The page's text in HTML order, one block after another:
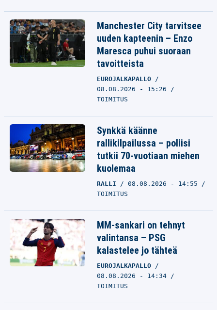
Manchester City tarvitsee
uuden kapteenin – Enzo
Maresca puhui suoraan
tavoitteista
EUROJALKAPALLO
08.08.2026 - 15:26
TOIMITUS
Synkkä käänne
rallikilpailussa – poliisi
tutkii 70-vuotiaan miehen
kuolemaa
RALLI
08.08.2026 - 14:55
TOIMITUS
MM-sankari on tehnyt
valintansa – PSG
kalastelee jo tähteä
EUROJALKAPALLO
08.08.2026 - 14:34
TOIMITUS